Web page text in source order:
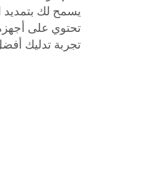
يسمح لك بتمديد
تحتوي على
تجربة تدليك